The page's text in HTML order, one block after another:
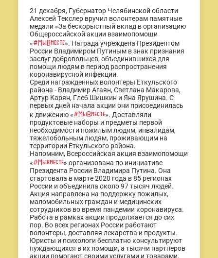
21 декабря, Губернатор Челябинской области
Алексей Текслер вручил волонтерам памятные
медали «За бескорыстный вклад в организацию
Общероссийской акции взаимопомощи
«#МыВместе». Награда учреждена Президентом
России Владимиром Путиным в знак признания
заслуг добровольцев, объединившихся для
помощи людям в период распространения
коронавирусной инфекции.
Среди награжденных волонтеры Еткульского
района - Владимир Агаян, Светлана Макарова,
Артур Карян, Глеб Шишкин и Яна Ярушина. С
первых дней начала акции они присоединилась
к движению «#МыВместе». Доставляли
продуктовые наборы и предметы первой
необходимости пожилым людям, инвалидам,
тяжелобольным людям, проживающим на
территории Еткульского района.
Напомним, Всероссийская акция взаимопомощи
«#Мывместе» организована по инициативе
Президента России Владимира Путина. Она
стартовала в марте 2020 года в 85 регионах
России и объединила около 97 тысяч людей.
Акция направлена на поддержку пожилых,
маломобильных граждан и медицинских
сотрудников во время пандемии коронавируса.
Работа в рамках акции продолжается до сих
пор. Во всех регионах России работают
волонтеры, доставляя лекарства и продукты.
Юристы и психологи бесплатно консультируют
нуждающихся в их помощи, а тысячи партнеров
акции помогают своими услугами и товарами.